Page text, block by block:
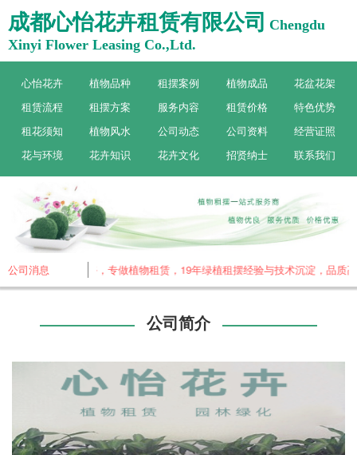
成都心怡花卉租赁有限公司 Chengdu
Xinyi Flower Leasing Co.,Ltd.
心怡花卉 植物品种 租摆案例 植物成品
花盆花架
租赁流程
租摆方案 服务内容 租赁价格
特色优势
租花须知
植物风水 公司动态 公司资料
经营证照
花与环境
花卉知识 花卉文化 招贤纳士 联系我们
公司消息
成都心怡花卉，专做植物租赁，19年绿植租摆经验与技术沉淀，品质高
公司简介